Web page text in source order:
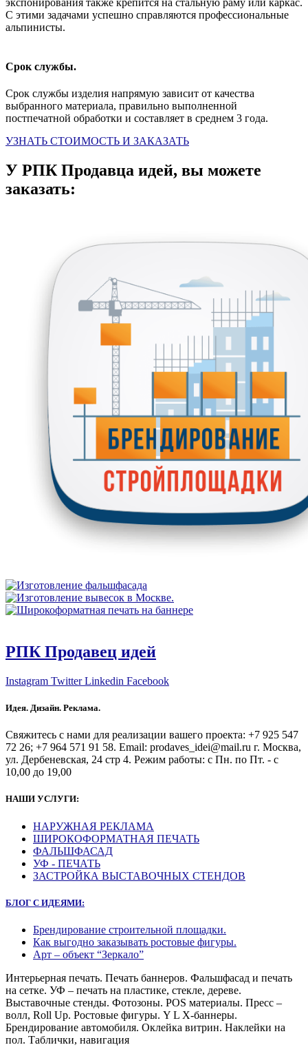
С этими задачами успешно справляются профессиональные
альпинисты.
Срок службы.
Срок службы изделия напрямую зависит от качества
выбранного материала, правильно выполненной
постпечатной обработки и составляет в среднем 3 года.
УЗНАТЬ СТОИМОСТЬ И ЗАКАЗАТЬ
У РПК Продавца идей, вы можете
заказать:
РПК Продавец идей
Instagram Twitter Linkedin Facebook
Идея. Дизайн. Реклама.
Свяжитесь с нами для реализации вашего проекта: +7 925 547
72 26; +7 964 571 91 58. Email: prodaves_idei@mail.ru г. Москва,
ул. Дербеневская, 24 стр 4. Режим работы: с Пн. по Пт. - с
10,00 до 19,00
НАШИ УСЛУГИ:
НАРУЖНАЯ РЕКЛАМА
ШИРОКОФОРМАТНАЯ ПЕЧАТЬ
ФАЛЬШФАСАД
УФ - ПЕЧАТЬ
ЗАСТРОЙКА ВЫСТАВОЧНЫХ СТЕНДОВ
БЛОГ С ИДЕЯМИ:
Брендирование строительной площадки.
Как выгодно заказывать ростовые фигуры.
Арт – объект “Зеркало”
Интерьерная печать. Печать баннеров. Фальшфасад и печать
на сетке. УФ – печать на пластике, стекле, дереве.
Выставочные стенды. Фотозоны. POS материалы. Пресс –
волл, Roll Up. Ростовые фигуры. Y L X-баннеры.
Брендирование автомобиля. Оклейка витрин. Наклейки на
пол. Таблички, навигация